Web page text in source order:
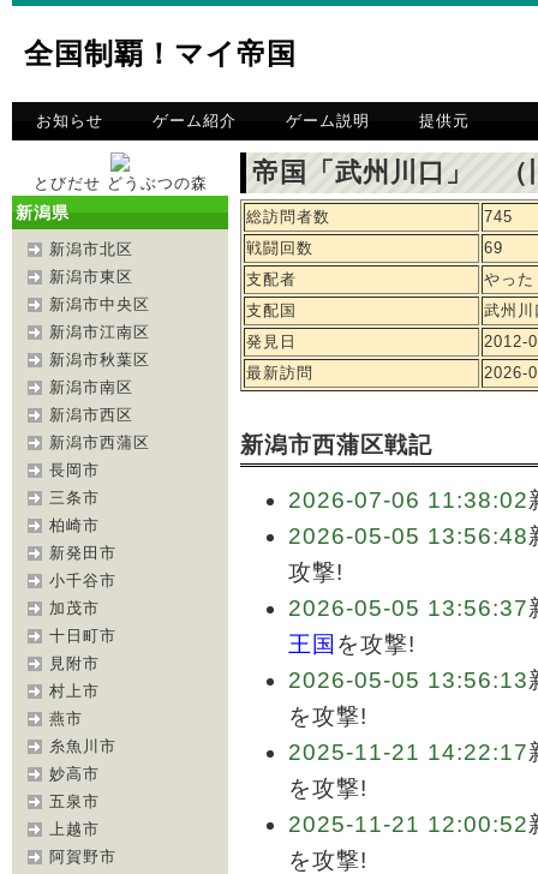
全国制覇！マイ帝国
お知らせ ゲーム紹介 ゲーム説明 提供元
とびだせ どうぶつの森
新潟県
新潟市北区
新潟市東区
新潟市中央区
新潟市江南区
新潟市秋葉区
新潟市南区
新潟市西区
新潟市西蒲区
長岡市
三条市
柏崎市
新発田市
小千谷市
加茂市
十日町市
見附市
村上市
燕市
糸魚川市
妙高市
五泉市
上越市
阿賀野市
帝国「武州川口」 （
総訪問者数
745
戦闘回数
69
支配者
やった
支配国
武州川
発見日
2012-
最新訪問
2026-
新潟市西蒲区戦記
2026-07-06 11:38:02
2026-05-05 13:56:48
攻撃!
2026-05-05 13:56:37
王国 を攻撃!
2026-05-05 13:56:13
を攻撃!
2025-11-21 14:22:17
を攻撃!
2025-11-21 12:00:52
を攻撃!